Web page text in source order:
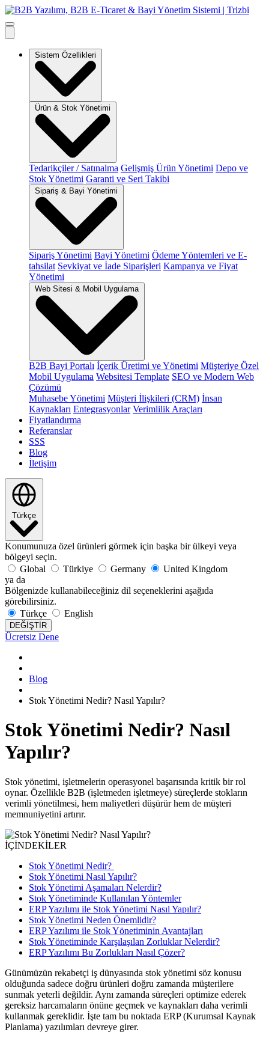
Sistem Özellikleri
Ürün & Stok Yönetimi
Tedarikçiler / Satınalma Gelişmiş Ürün Yönetimi Depo ve
Stok Yönetimi Garanti ve Seri Takibi
Sipariş & Bayi Yönetimi
Sipariş Yönetimi Bayi Yönetimi Ödeme Yöntemleri ve E-
tahsilat Sevkiyat ve İade Siparişleri Kampanya ve Fiyat
Yönetimi
Web Sitesi & Mobil Uygulama
B2B Bayi Portalı İçerik Üretimi ve Yönetimi Müşteriye Özel
Mobil Uygulama Websitesi Template SEO ve Modern Web
Çözümü
Muhasebe Yönetimi Müşteri İlişkileri (CRM) İnsan
Kaynakları Entegrasyonlar Verimlilik Araçları
Fiyatlandırma
Referanslar
SSS
Blog
İletişim
Türkçe
Konumunuza özel ürünleri görmek için başka bir ülkeyi veya
bölgeyi seçin.
Global
Türkiye Germany
United Kingdom
ya da
Bölgenizde kullanabileceğiniz dil seçeneklerini aşağıda
görebilirsiniz.
Türkçe
English
DEĞİŞTİR
Ücretsiz Dene
Blog
Stok Yönetimi Nedir? Nasıl Yapılır?
Stok Yönetimi Nedir? Nasıl
Yapılır?
Stok yönetimi, işletmelerin operasyonel başarısında kritik bir rol
oynar. Özellikle B2B (işletmeden işletmeye) süreçlerde stokların
verimli yönetilmesi, hem maliyetleri düşürür hem de müşteri
memnuniyetini artırır.
İÇİNDEKİLER
Stok Yönetimi Nedir?
Stok Yönetimi Nasıl Yapılır?
Stok Yönetimi Aşamaları Nelerdir?
Stok Yönetiminde Kullanılan Yöntemler
ERP Yazılımı ile Stok Yönetimi Nasıl Yapılır?
Stok Yönetimi Neden Önemlidir?
ERP Yazılımı ile Stok Yönetiminin Avantajları
Stok Yönetiminde Karşılaşılan Zorluklar Nelerdir?
ERP Yazılımı Bu Zorlukları Nasıl Çözer?
Günümüzün rekabetçi iş dünyasında stok yönetimi söz konusu
olduğunda sadece doğru ürünleri doğru zamanda müşterilere
sunmak yeterli değildir. Aynı zamanda süreçleri optimize ederek
gereksiz harcamaların önüne geçmek ve kaynakları daha verimli
kullanmak gereklidir. İşte tam bu noktada ERP (Kurumsal Kaynak
Planlama) yazılımları devreye girer.